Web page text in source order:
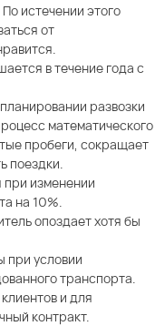
истечении этого
от
в течение года с
развозки
математического
пробеги, сокращает
поездки.
при изменении
на 10%.
опоздает хотя бы
при условии
транспорта.
и для
контракт.